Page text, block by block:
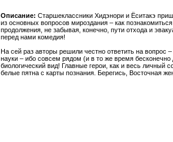
Описание: Старшеклассники Хидэнори и Ёситакэ
из основных вопросов мироздания – как
продолжения, не забывая, конечно, пути отхода и
перед нами комедия!
На сей раз авторы решили честно ответить на
науки – ибо совсем рядом (и в то же время
биологический вид! Главные герои, как и весь
белые пятна с карты познания. Берегись, Восточная